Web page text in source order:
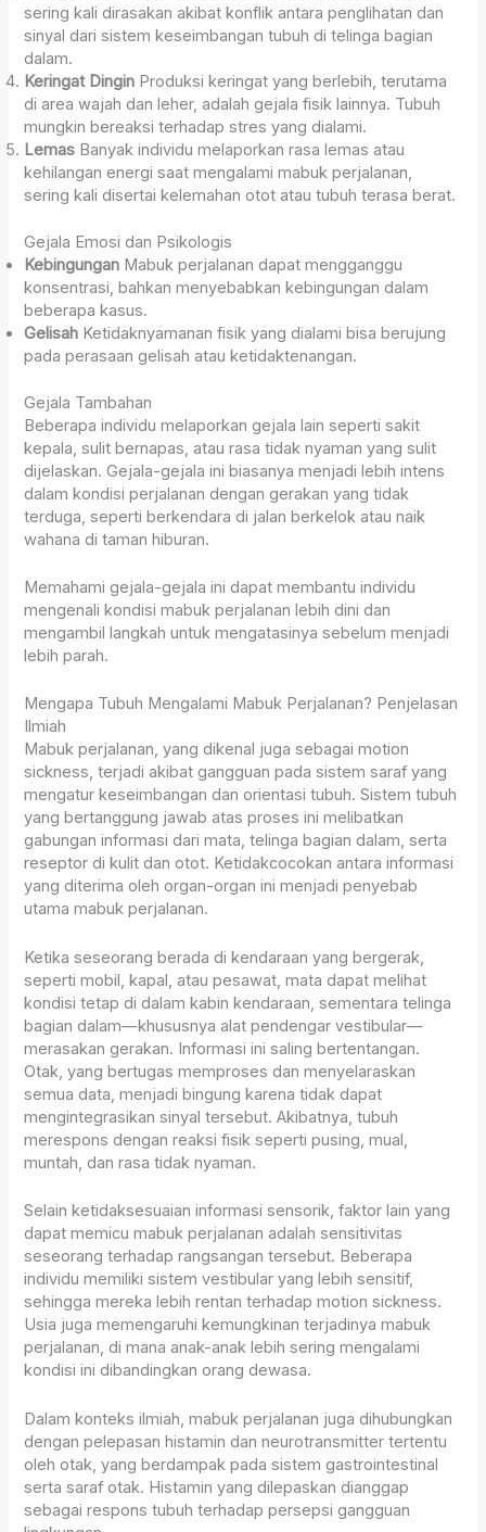
sering kali dirasakan akibat konflik antara penglihatan dan
sinyal dari sistem keseimbangan tubuh di telinga bagian
dalam.
Keringat Dingin Produksi keringat yang berlebih, terutama
di area wajah dan leher, adalah gejala fisik lainnya. Tubuh
mungkin bereaksi terhadap stres yang dialami.
Lemas Banyak individu melaporkan rasa lemas atau
kehilangan energi saat mengalami mabuk perjalanan,
sering kali disertai kelemahan otot atau tubuh terasa berat.
Gejala Emosi dan Psikologis
Kebingungan Mabuk perjalanan dapat mengganggu
konsentrasi, bahkan menyebabkan kebingungan dalam
beberapa kasus.
Gelisah Ketidaknyamanan fisik yang dialami bisa berujung
pada perasaan gelisah atau ketidaktenangan.
Gejala Tambahan
Beberapa individu melaporkan gejala lain seperti sakit
kepala, sulit bernapas, atau rasa tidak nyaman yang sulit
dijelaskan. Gejala-gejala ini biasanya menjadi lebih intens
dalam kondisi perjalanan dengan gerakan yang tidak
terduga, seperti berkendara di jalan berkelok atau naik
wahana di taman hiburan.
Memahami gejala-gejala ini dapat membantu individu
mengenali kondisi mabuk perjalanan lebih dini dan
mengambil langkah untuk mengatasinya sebelum menjadi
lebih parah.
Mengapa Tubuh Mengalami Mabuk Perjalanan? Penjelasan
Ilmiah
Mabuk perjalanan, yang dikenal juga sebagai motion
sickness, terjadi akibat gangguan pada sistem saraf yang
mengatur keseimbangan dan orientasi tubuh. Sistem tubuh
yang bertanggung jawab atas proses ini melibatkan
gabungan informasi dari mata, telinga bagian dalam, serta
reseptor di kulit dan otot. Ketidakcocokan antara informasi
yang diterima oleh organ-organ ini menjadi penyebab
utama mabuk perjalanan.
Ketika seseorang berada di kendaraan yang bergerak,
seperti mobil, kapal, atau pesawat, mata dapat melihat
kondisi tetap di dalam kabin kendaraan, sementara telinga
bagian dalam—khususnya alat pendengar vestibular—
merasakan gerakan. Informasi ini saling bertentangan.
Otak, yang bertugas memproses dan menyelaraskan
semua data, menjadi bingung karena tidak dapat
mengintegrasikan sinyal tersebut. Akibatnya, tubuh
merespons dengan reaksi fisik seperti pusing, mual,
muntah, dan rasa tidak nyaman.
Selain ketidaksesuaian informasi sensorik, faktor lain yang
dapat memicu mabuk perjalanan adalah sensitivitas
seseorang terhadap rangsangan tersebut. Beberapa
individu memiliki sistem vestibular yang lebih sensitif,
sehingga mereka lebih rentan terhadap motion sickness.
Usia juga memengaruhi kemungkinan terjadinya mabuk
perjalanan, di mana anak-anak lebih sering mengalami
kondisi ini dibandingkan orang dewasa.
Dalam konteks ilmiah, mabuk perjalanan juga dihubungkan
dengan pelepasan histamin dan neurotransmitter tertentu
oleh otak, yang berdampak pada sistem gastrointestinal
serta saraf otak. Histamin yang dilepaskan dianggap
sebagai respons tubuh terhadap persepsi gangguan